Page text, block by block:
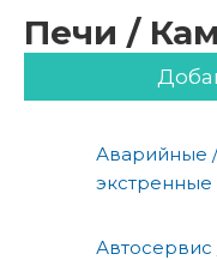
Печи /
Аварийные